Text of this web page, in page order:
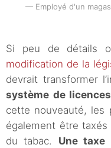
Employé d'un
Si peu de détails
modification de la
devrait transformer
système de
cette nouveauté, les
également être
du tabac. Une